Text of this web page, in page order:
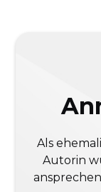
Als
Autorin